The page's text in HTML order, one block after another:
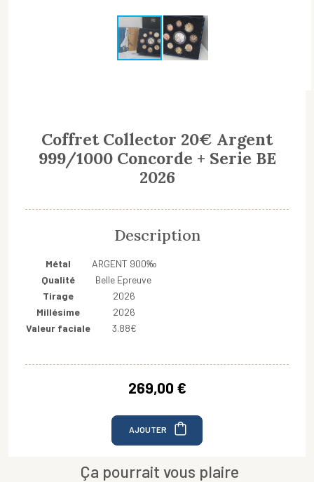
Coffret Collector 20€ Argent
999/1000 Concorde + Serie BE
2026
Description
Métal
ARGENT 900‰
Qualité
Belle Epreuve
Tirage
2026
Millésime
2026
Valeur faciale
3.88€
269,00 €
AJOUTER
Ça pourrait vous plaire